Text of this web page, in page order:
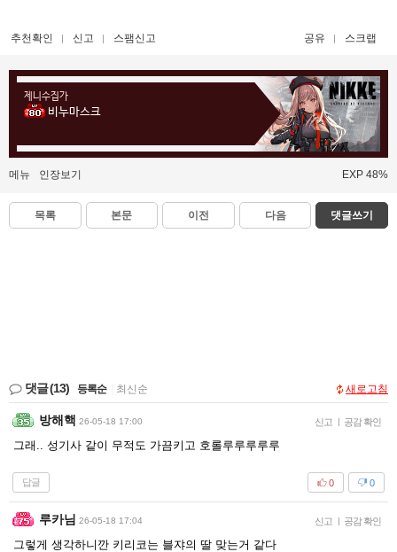
추천확인 신고 스팸신고 공유 스크랩
제니수집가
비누마스크
메뉴 인장보기 EXP 48%
목록 본문 이전 다음 댓글쓰기
댓글(13) 등록순 최신순 새로고침
방해핵 26-05-18 17:00 신고 | 공감 확인
그래.. 성기사 같이 무적도 가끔키고 호롤루루루루루
답글 0
0
루카님 26-05-18 17:04 신고 | 공감 확인
그렇게 생각하니깐 키리코는 블쟈의 딸 맞는거 같다